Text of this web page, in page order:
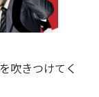
吹きつけてく